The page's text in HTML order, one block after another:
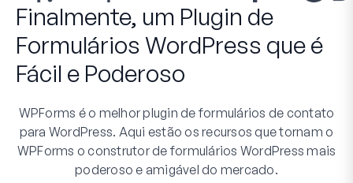
Finalmente, um Plugin de
Formulários WordPress que é
Fácil e Poderoso
WPForms é o melhor plugin de formulários de contato
para WordPress. Aqui estão os recursos que tornam o
WPForms o construtor de formulários WordPress mais
poderoso e amigável do mercado.